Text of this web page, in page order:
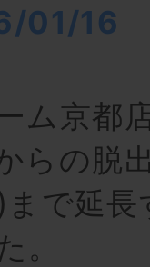
01/16
ム京都
らの脱
で延
。